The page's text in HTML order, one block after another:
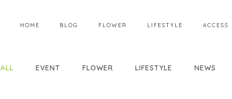
HOME BLOG FLOWER LIFESTYLE ACCESS
ALL EVENT FLOWER LIFESTYLE NEWS